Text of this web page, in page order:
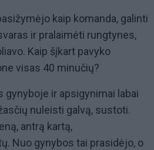
kaip komanda, galinti
ir pralaimėti rungtynes,
Kaip šįkart pavyko
visas 40 minučių?
gynyboje ir apsigynimai labai
nuleisti galvą, sustoti.
antrą kartą,
Nuo gynybos tai prasidėjo, o